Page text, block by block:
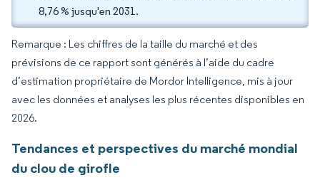
8,76 % jusqu'en 2031.
Remarque : Les chiffres de la taille du marché et des
prévisions de ce rapport sont générés à l’aide du cadre
d’estimation propriétaire de Mordor Intelligence, mis à jour
avec les données et analyses les plus récentes disponibles en
2026.
Tendances et perspectives du marché mondial
du clou de girofle